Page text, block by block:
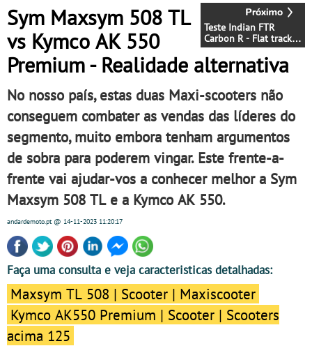
Teste Indian FTR
Carbon R - Flat tracker
Gourmet
Sym Maxsym 508 TL
vs Kymco AK 550
Premium - Realidade alternativa
No nosso país, estas duas Maxi-scooters não
conseguem combater as vendas das líderes do
segmento, muito embora tenham argumentos
de sobra para poderem vingar. Este frente-a-
frente vai ajudar-vos a conhecer melhor a Sym
Maxsym 508 TL e a Kymco AK 550.
andardemoto.pt@ 14-11-2023 11:20:17
Faça uma consulta e veja caracteristicas detalhadas:
Maxsym TL 508 | Scooter | Maxiscooter
Kymco AK550 Premium | Scooter | Scooters
acima 125